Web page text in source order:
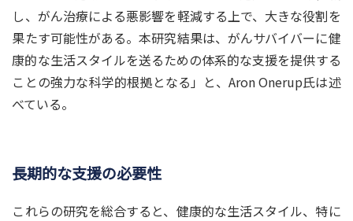
し、がん治療による悪影響を軽減する上で、大きな役割を
果たす可能性がある。本研究結果は、がんサバイバーに健
康的な生活スタイルを送るための体系的な支援を提供する
ことの強力な科学的根拠となる」と、Aron Onerup氏は述
べている。
長期的な支援の必要性
これらの研究を総合すると、健康的な生活スタイル、特に